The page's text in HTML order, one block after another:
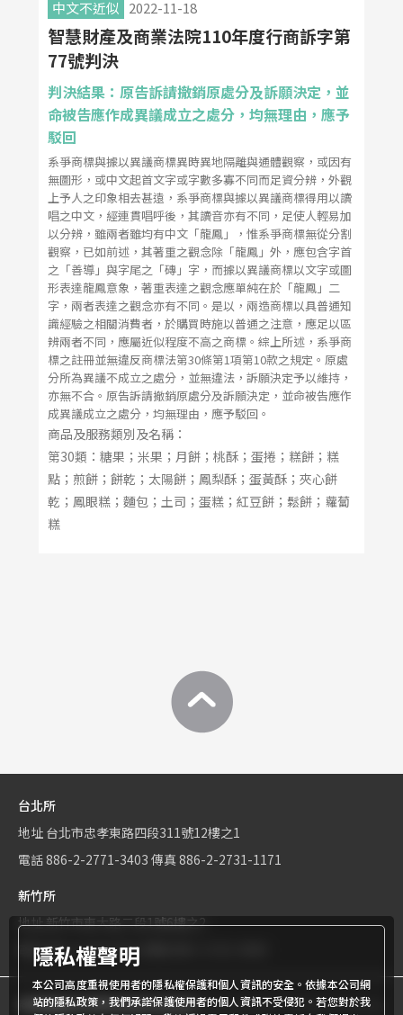
中文不近似 2022-11-18
智慧財產及商業法院110年度行商訴字第
77號判決
判決結果：原告訴請撤銷原處分及訴願決定，並
命被告應作成異議成立之處分，均無理由，應予
駁回
系爭商標與據以異議商標異時異地隔離與通體觀察，或因有
無圖形，或中文起首文字或字數多寡不同而足資分辨，外觀
上予人之印象相去甚遠，系爭商標與據以異議商標得用以讀
唱之中文，經連貫唱呼後，其讀音亦有不同，足使人輕易加
以分辨，雖兩者雖均有中文「龍鳳」，惟系爭商標無從分割
觀察，已如前述，其著重之觀念除「龍鳳」外，應包含字首
之「善導」與字尾之「磚」字，而據以異議商標以文字或圖
形表達龍鳳意象，著重表達之觀念應單純在於「龍鳳」二
字，兩者表達之觀念亦有不同。是以，兩造商標以具普通知
識經驗之相關消費者，於購買時施以普通之注意，應足以區
辨兩者不同，應屬近似程度不高之商標。綜上所述，系爭商
標之註冊並無違反商標法第30條第1項第10款之規定。原處
分所為異議不成立之處分，並無違法，訴願決定予以維持，
亦無不合。原告訴請撤銷原處分及訴願決定，並命被告應作
成異議成立之處分，均無理由，應予駁回。
商品及服務類別及名稱：
第30類：糖果；米果；月餅；桃酥；蛋捲；糕餅；糕
點；煎餅；餅乾；太陽餅；鳳梨酥；蛋黃酥；夾心餅
乾；鳳眼糕；麵包；土司；蛋糕；紅豆餅；鬆餅；蘿蔔
糕
台北所
地址 台北市忠孝東路四段311號12樓之1
電話886-2-2771-3403 傳真 886-2-2731-1171
新竹所
地址新竹市東大路二段1號6樓之2
電話886-3-534-9161
商標權屬世界專利有限公司所有© World Patent Limited Company
隱私權聲明
本公司高度重視使用者的隱私權保護和個人資訊的安全。依據本公司網
站的隱私政策，我們承諾保護使用者的個人資訊不受侵犯。若您對於我